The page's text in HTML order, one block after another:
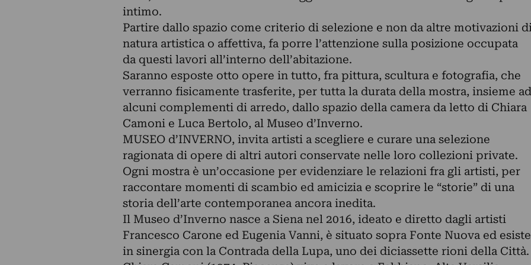
intimo.
Partire dallo spazio come criterio di selezione e non da altre motivazioni
natura artistica o affettiva, fa porre l’attenzione sulla posizione occupata
da questi lavori all’interno dell’abitazione.
Saranno esposte otto opere in tutto, fra pittura, scultura e fotografia, che
verranno fisicamente trasferite, per tutta la durata della mostra, insieme ad
alcuni complementi di arredo, dallo spazio della camera da letto di Chiara
Camoni e Luca Bertolo, al Museo d’Inverno.
MUSEO d’INVERNO, invita artisti a scegliere e curare una selezione
ragionata di opere di altri autori conservate nelle loro collezioni private.
Ogni mostra è un’occasione per evidenziare le relazioni fra gli artisti, per
raccontare momenti di scambio ed amicizia e scoprire le “storie” di una
storia dell’arte contemporanea ancora inedita.
Il Museo d’Inverno nasce a Siena nel 2016, ideato e diretto dagli artisti
Francesco Carone ed Eugenia Vanni, è situato sopra Fonte Nuova ed esiste
in sinergia con la Contrada della Lupa, uno dei diciassette rioni della Città.